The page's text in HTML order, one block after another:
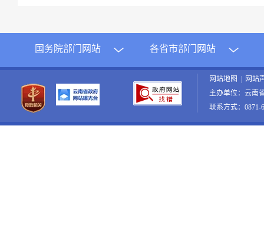
国务院部门网站 各省市部门网站
网站地图 | 网站
主办单位：云南
联系方式：0871-